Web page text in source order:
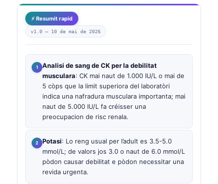
⚡ Resumit rapid
v1.0 — 10 de mai de 2026
Analisi de sang de CK per la debilitat
musculara: CK mai naut de 1.000 IU/L o mai de
5 còps que la limit superiora del laboratòri
indica una nafradura musculara importanta; mai
naut de 5.000 IU/L fa créisser una
preocupacion de risc renala.
Potasi: Lo reng usual per l’adult es 3.5-5.0
mmol/L; de valors jos 3.0 o naut de 6.0 mmol/L
pòdon causar debilitat e pòdon necessitar una
revida urgenta.